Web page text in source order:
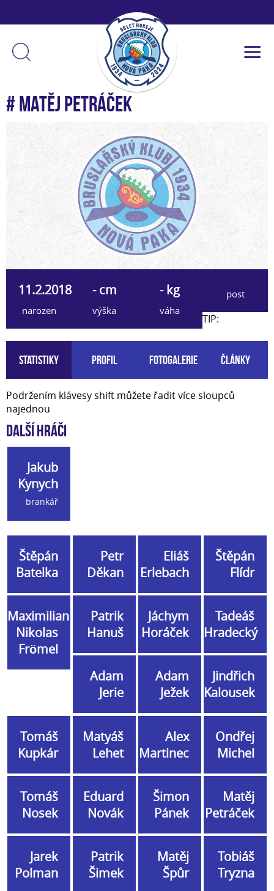
# Matěj Petráček
11.2.2018
narozen
- cm
výška
- kg
váha
post
Statistiky Profil Fotogalerie Články
TIP:
Podržením klávesy shift můžete řadit více sloupců
najednou
Další hráči
Jakub
Kynych
brankář
Štěpán
Batelka
Petr
Děkan
Eliáš
Erlebach
Štěpán
Flídr
Maximilian
Nikolas
Frömel
Patrik
Hanuš
Jáchym
Horáček
Tadeáš
Hradecký
Adam
Jerie
Adam
Ježek
Jindřich
Kalousek
Tomáš
Kupkár
Matyáš
Lehet
Alex
Martinec
Ondřej
Michel
Tomáš
Nosek
Eduard
Novák
Šimon
Pánek
Matěj
Petráček
Jarek
Polman
Patrik
Šimek
Matěj
Špůr
Tobiáš
Tryzna